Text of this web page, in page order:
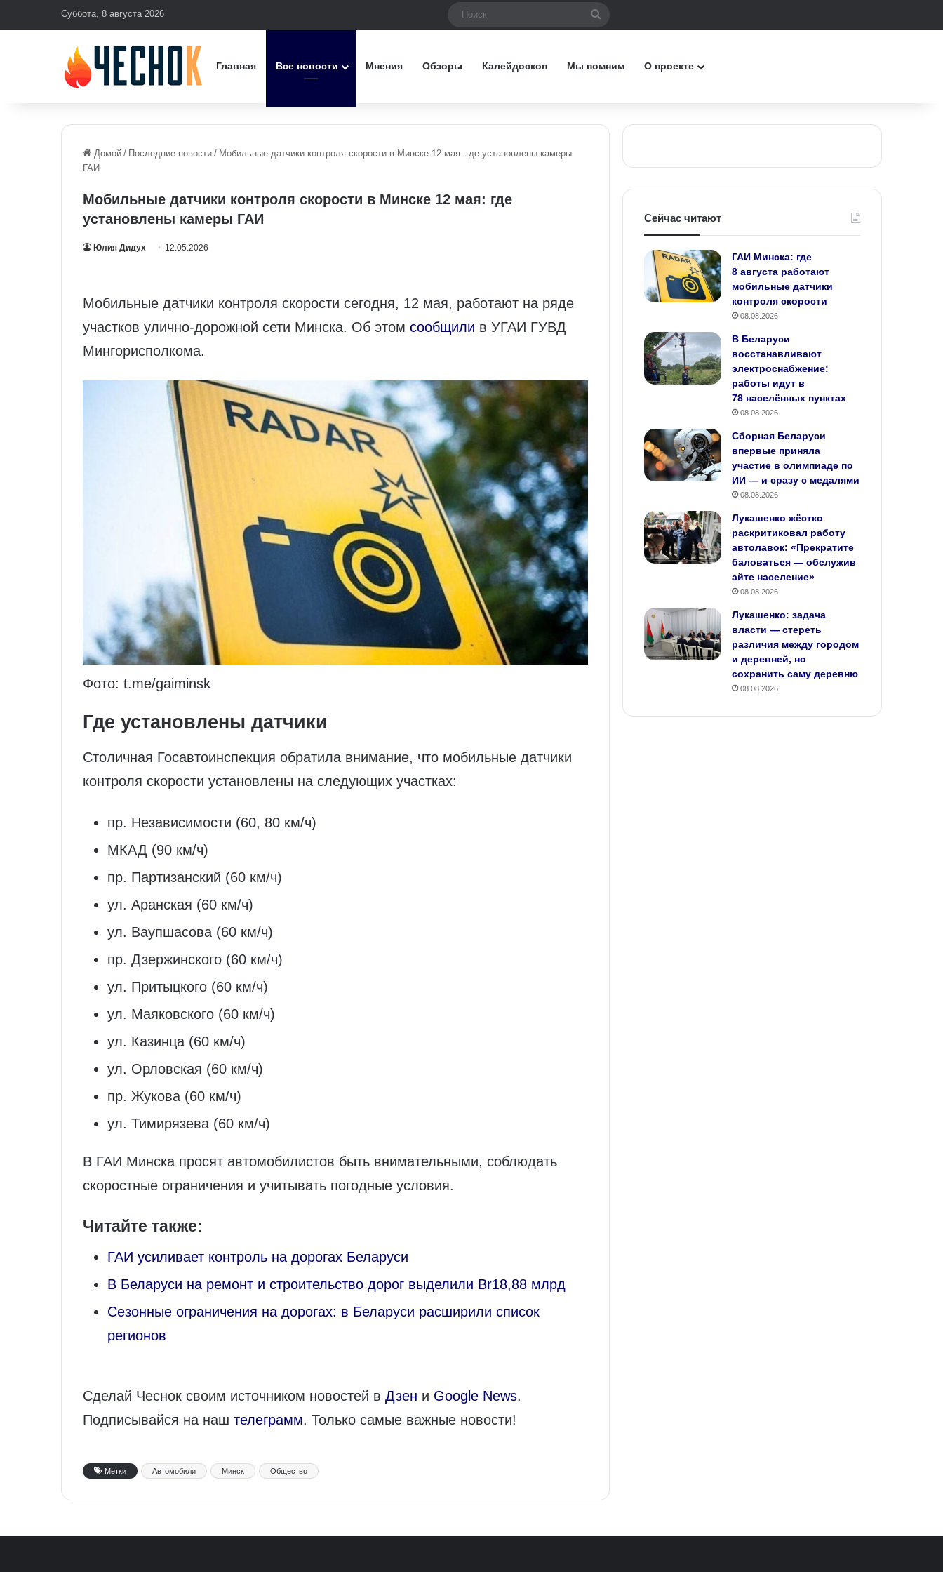
Суббота, 8 августа 2026
Главная Все новости Мнения Обзоры Калейдоскоп Мы помним О проекте
Домой / Последние новости / Мобильные датчики контроля скорости в Минске 12 мая: где установлены камеры
ГАИ
Мобильные датчики контроля скорости в Минске 12 мая: где
установлены камеры ГАИ
Юлия Дидух 12.05.2026
Мобильные датчики контроля скорости сегодня, 12 мая, работают на ряде
участков улично-дорожной сети Минска. Об этом сообщили в УГАИ ГУВД
Мингорисполкома.
Фото: t.me/gaiminsk
Где установлены датчики
Столичная Госавтоинспекция обратила внимание, что мобильные датчики
контроля скорости установлены на следующих участках:
пр. Независимости (60, 80 км/ч)
МКАД (90 км/ч)
пр. Партизанский (60 км/ч)
ул. Аранская (60 км/ч)
ул. Ваупшасова (60 км/ч)
пр. Дзержинского (60 км/ч)
ул. Притыцкого (60 км/ч)
ул. Маяковского (60 км/ч)
ул. Казинца (60 км/ч)
ул. Орловская (60 км/ч)
пр. Жукова (60 км/ч)
ул. Тимирязева (60 км/ч)
В ГАИ Минска просят автомобилистов быть внимательными, соблюдать
скоростные ограничения и учитывать погодные условия.
Читайте также:
ГАИ усиливает контроль на дорогах Беларуси
В Беларуси на ремонт и строительство дорог выделили Br18,88 млрд
Сезонные ограничения на дорогах: в Беларуси расширили список
регионов
Сделай Чеснок своим источником новостей в Дзен и Google News.
Подписывайся на наш телеграмм. Только самые важные новости!
Метки Автомобили Минск Общество
Сейчас читают
ГАИ Минска: где
8 августа работают
мобильные датчики
контроля скорости
08.08.2026
В Беларуси
восстанавливают
электроснабжение:
работы идут в
78 населённых пунктах
08.08.2026
Сборная Беларуси
впервые приняла
участие в олимпиаде по
ИИ — и сразу с медалями
08.08.2026
Лукашенко жёстко
раскритиковал работу
автолавок: «Прекратите
баловаться — обслужив
айте население»
08.08.2026
Лукашенко: задача
власти — стереть
различия между городом
и деревней, но
сохранить саму деревню
08.08.2026